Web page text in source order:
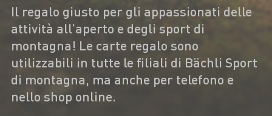
Il regalo giusto per gli appassionati delle
attività all’aperto e degli sport di
montagna! Le carte regalo sono
utilizzabili in tutte le filiali di Bächli Sport
di montagna, ma anche per telefono e
nello shop online.